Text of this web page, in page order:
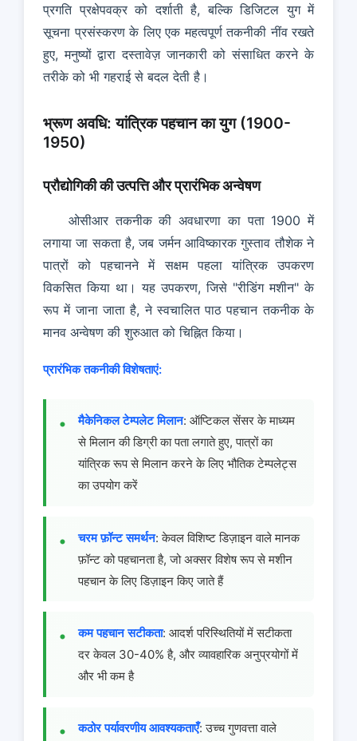
प्रगति प्रक्षेपवक्र को दर्शाती है, बल्कि डिजिटल युग में
सूचना प्रसंस्करण के लिए एक महत्वपूर्ण तकनीकी नींव रखते
हुए, मनुष्यों द्वारा दस्तावेज़ जानकारी को संसाधित करने के
तरीके को भी गहराई से बदल देती है।
भ्रूण अवधि: यांत्रिक पहचान का युग (1900-
1950)
प्रौद्योगिकी की उत्पत्ति और प्रारंभिक अन्वेषण
ओसीआर तकनीक की अवधारणा का पता 1900 में
लगाया जा सकता है, जब जर्मन आविष्कारक गुस्ताव तौशेक ने
पात्रों को पहचानने में सक्षम पहला यांत्रिक उपकरण
विकसित किया था। यह उपकरण, जिसे "रीडिंग मशीन" के
रूप में जाना जाता है, ने स्वचालित पाठ पहचान तकनीक के
मानव अन्वेषण की शुरुआत को चिह्नित किया।
प्रारंभिक तकनीकी विशेषताएं:
मैकेनिकल टेम्पलेट मिलान: ऑप्टिकल सेंसर के माध्यम
से मिलान की डिग्री का पता लगाते हुए, पात्रों का
यांत्रिक रूप से मिलान करने के लिए भौतिक टेम्पलेट्स
का उपयोग करें
चरम फ़ॉन्ट समर्थन: केवल विशिष्ट डिज़ाइन वाले मानक
फ़ॉन्ट को पहचानता है, जो अक्सर विशेष रूप से मशीन
पहचान के लिए डिज़ाइन किए जाते हैं
कम पहचान सटीकता: आदर्श परिस्थितियों में सटीकता
दर केवल 30-40% है, और व्यावहारिक अनुप्रयोगों में
और भी कम है
कठोर पर्यावरणीय आवश्यकताएँ: उच्च गुणवत्ता वाले